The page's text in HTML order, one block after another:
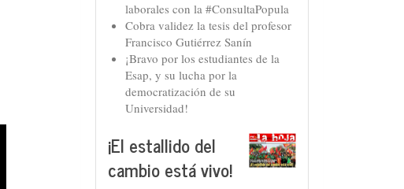
laborales con la #ConsultaPopula
Cobra validez la tesis del profesor
Francisco Gutiérrez Sanín
¡Bravo por los estudiantes de la
Esap, y su lucha por la
democratización de su
Universidad!
¡El estallido del
cambio está vivo!